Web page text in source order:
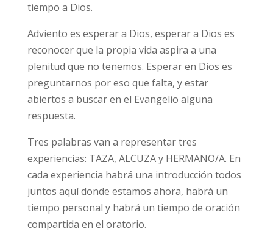
tiempo a Dios.
Adviento es esperar a Dios, esperar a Dios es
reconocer que la propia vida aspira a una
plenitud que no tenemos. Esperar en Dios es
preguntarnos por eso que falta, y estar
abiertos a buscar en el Evangelio alguna
respuesta.
Tres palabras van a representar tres
experiencias: TAZA, ALCUZA y HERMANO/A. En
cada experiencia habrá una introducción todos
juntos aquí donde estamos ahora, habrá un
tiempo personal y habrá un tiempo de oración
compartida en el oratorio.